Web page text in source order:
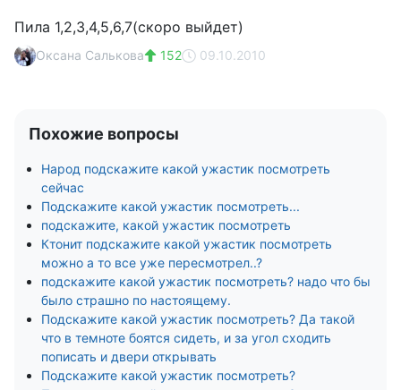
Пила 1,2,3,4,5,6,7(скоро выйдет)
Оксана Салькова 152 09.10.2010
Похожие вопросы
Народ подскажите какой ужастик посмотреть
сейчас
Подскажите какой ужастик посмотреть...
подскажите, какой ужастик посмотреть
Ктонит подскажите какой ужастик посмотреть
можно а то все уже пересмотрел..?
подскажите какой ужастик посмотреть? надо что бы
было страшно по настоящему.
Подскажите какой ужастик посмотреть? Да такой
что в темноте боятся сидеть, и за угол сходить
пописать и двери открывать
Подскажите какой ужастик посмотреть?